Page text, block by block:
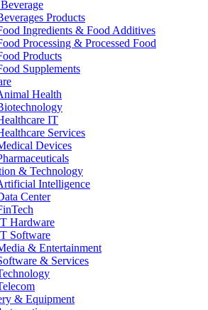
Products
Ingredients & Food Additives
Processing & Processed Food
Products
Supplements
Health
IT
Services
Devices
& Technology
Intelligence
Center
Hardware
Software
& Entertainment
& Services
& Equipment